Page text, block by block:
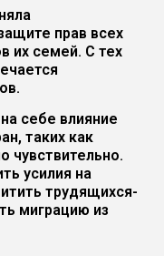
прав всех
их семей. С тех
себе влияние
таких как
чувствительно.
усилия на
трудящихся-
миграцию из